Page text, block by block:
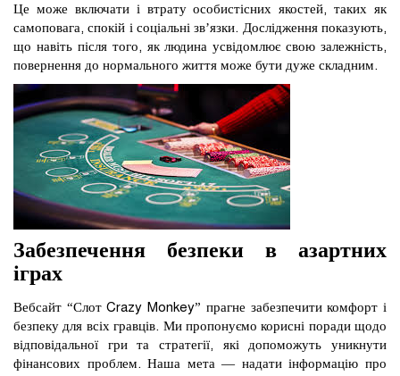
Це може включати і втрату особистісних якостей, таких як
самоповага, спокій і соціальні зв’язки. Дослідження показують,
що навіть після того, як людина усвідомлює свою залежність,
повернення до нормального життя може бути дуже складним.
Забезпечення безпеки в азартних
іграх
Вебсайт “Слот Crazy Monkey” прагне забезпечити комфорт і
безпеку для всіх гравців. Ми пропонуємо корисні поради щодо
відповідальної гри та стратегії, які допоможуть уникнути
фінансових проблем. Наша мета — надати інформацію про